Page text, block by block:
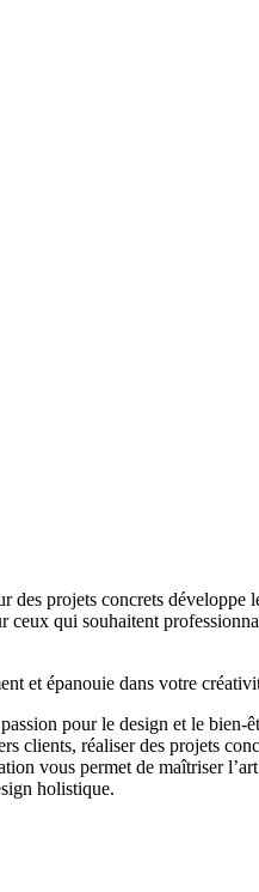
projets concrets développe
qui souhaitent
et épanouie dans votre
pour le design et le bien-
clients, réaliser des projets
vous permet de maîtriser
holistique.